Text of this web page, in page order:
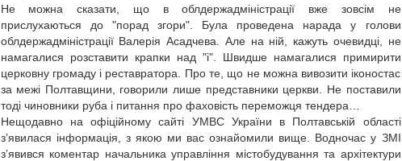
Не можна сказати, що в облдержадміністрації вже зовсім не
прислухаються до "порад згори". Була проведена нарада у голови
облдержадміністрації Валерія Асадчева. Але на ній, кажуть очевидці, не
намагалися розставити крапки над "і". Швидше намагалися примирити
церковну громаду і реставратора. Про те, що не можна вивозити іконостас
за межі Полтавщини, говорили лише представники церкви. Не поставили
тоді чиновники руба і питання про фаховість переможця тендера…
Нещодавно на офіційному сайті УМВС України в Полтавській області
з’явилася інформація, з якою ми вас ознайомили вище. Водночас у ЗМІ
з’явився коментар начальника управління містобудування та архітектури